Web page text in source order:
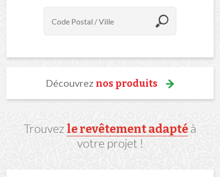
Découvrez nos produits
Trouvez le revêtement adaptéà
votre projet !